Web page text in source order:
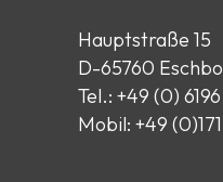
Hauptstraße 15
D-65760
Tel.: +49 (0)
Mobil: +49 (0)171